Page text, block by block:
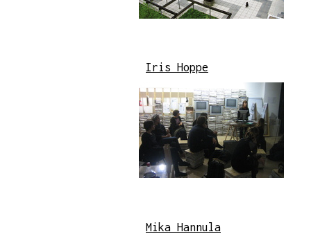
Iris Hoppe
Mika Hannula